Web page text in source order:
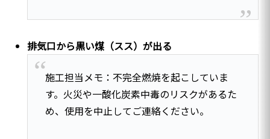
排気口から黒い煤（スス）が出る
施工担当メモ：不完全燃焼を起こしていま
す。火災や一酸化炭素中毒のリスクがあるた
め、使用を中止してご連絡ください。